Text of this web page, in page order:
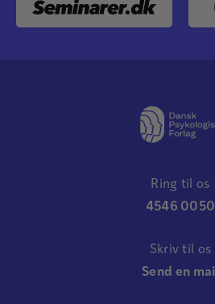
Ring til os
4546 0050
Skriv til os
Send en mail